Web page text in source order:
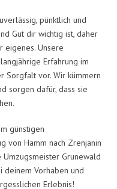
pünktlich und
Gut dir wichtig ist, daher
eigenes. Unsere
Erfahrung im
Sorgfalt vor. Wir kümmern
sorgen dafür, dass sie
günstigen
von Hamm nach Zrenjanin
Grunewald
deinem Vorhaben und
Erlebnis!